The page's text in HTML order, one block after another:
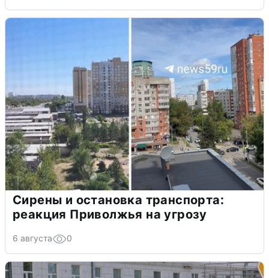
Сирены и остановка транспорта:
реакция Приволжья на угрозу
6 августа 0